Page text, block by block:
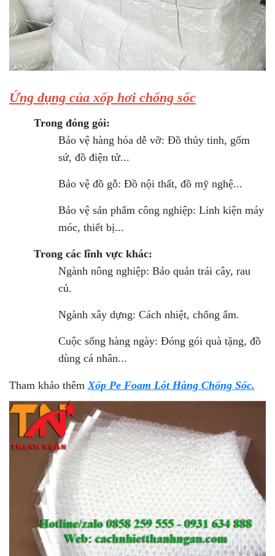
Ứng dụng của xốp hơi chống sốc
Trong đóng gói:
Bảo vệ hàng hóa dễ vỡ: Đồ thủy tinh, gốm
sứ, đồ điện tử...
Bảo vệ đồ gỗ: Đồ nội thất, đồ mỹ nghệ...
Bảo vệ sản phẩm công nghiệp: Linh kiện máy
móc, thiết bị...
Trong các lĩnh vực khác:
Ngành nông nghiệp: Bảo quản trái cây, rau
củ.
Ngành xây dựng: Cách nhiệt, chống ẩm.
Cuộc sống hàng ngày: Đóng gói quà tặng, đồ
dùng cá nhân...
Tham khảo thêmXốp Pe Foam Lót Hàng Chống Sốc.